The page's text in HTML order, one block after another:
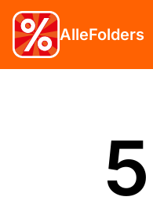
AlleFolders